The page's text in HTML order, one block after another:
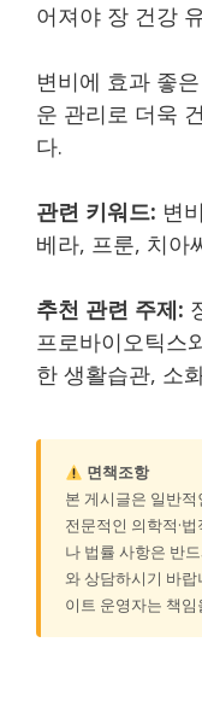
어져야 장 건강
변비에 효과 좋
운 관리로 더욱
다.
관련 키워드: 변
베라, 프룬, 치아
추천 관련 주제:
프로바이오틱스
한 생활습관, 소
면책조항
본 게시글은 일반
전문적인 의학적·
나 법률 사항은 반
와 상담하시기 바
이트 운영자는 책